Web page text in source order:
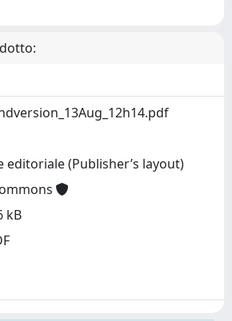
editoriale (Publisher’s layout)
kB